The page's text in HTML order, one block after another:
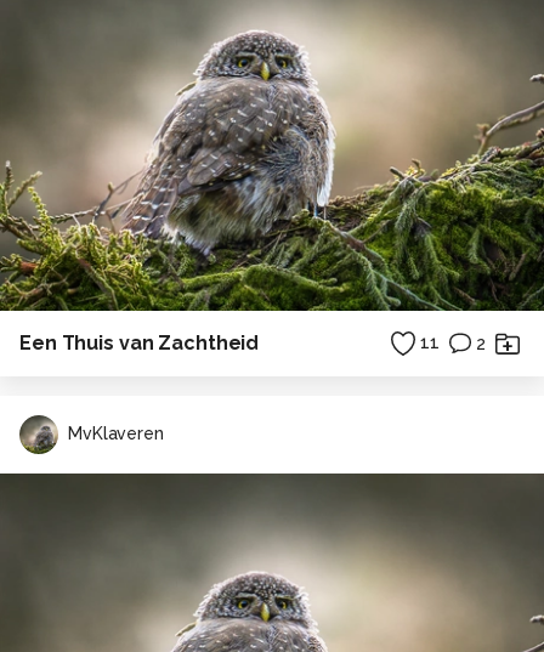
Een Thuis van Zachtheid 11 2
MvKlaveren